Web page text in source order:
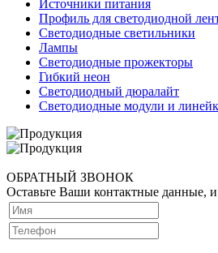
Источники питания
Профиль для светодиодной
Светодиодные светильники
Лампы
Светодиодные прожекторы
Гибкий неон
Светодиодный дюралайт
Светодиодные модули и
ОБРАТНЫЙ ЗВОНОК
Оставьте Ваши контактные данные,